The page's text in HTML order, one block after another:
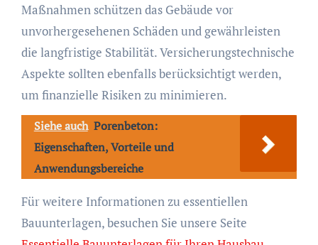
Maßnahmen schützen das Gebäude vor
unvorhergesehenen Schäden und gewährleisten
die langfristige Stabilität. Versicherungstechnische
Aspekte sollten ebenfalls berücksichtigt werden,
um finanzielle Risiken zu minimieren.
Siehe auch Porenbeton:
Eigenschaften, Vorteile und
Anwendungsbereiche
Für weitere Informationen zu essentiellen
Bauunterlagen, besuchen Sie unsere Seite